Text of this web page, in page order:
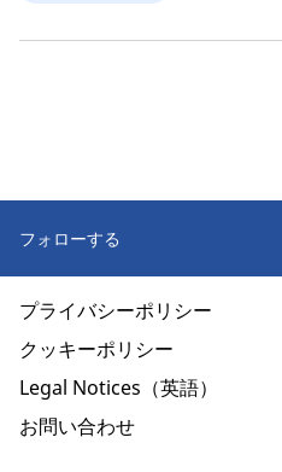
フォローする
プライバシーポリシー
クッキーポリシー
Legal Notices（英語）
お問い合わせ